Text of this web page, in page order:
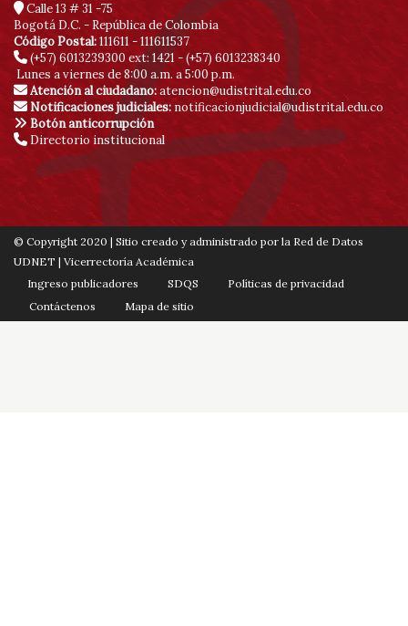
Calle 13 # 31 -75
Bogotá D.C. - República de Colombia
Código Postal:111611 - 111611537
(+57) 6013239300 ext: 1421 - (+57) 6013238340
Lunes a viernes de 8:00 a.m. a 5:00 p.m.
Atención al ciudadano:atencion@udistrital.edu.co
Notificaciones judiciales: notificacionjudicial@udistrital.edu.co
Botón anticorrupción
Directorio institucional
© Copyright 2020 | Sitio creado y administrado por la Red de Datos
UDNET | Vicerrectoría Académica
Ingreso publicadores
SDQS
Políticas de privacidad
Contáctenos
Mapa de sitio